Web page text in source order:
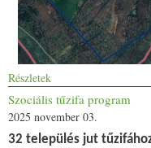
Részletek
Szociális tűzifa program
2025 november 03.
32 település jut